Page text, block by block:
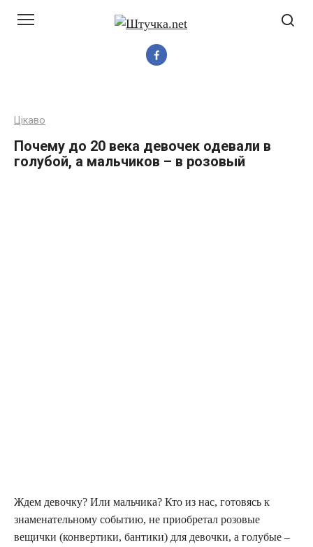
Цікаво
Почему до 20 века девочек одевали в
голубой, а мальчиков – в розовый
Ждем девочку? Или мальчика? Кто из нас, готовясь к
знаменательному событию, не приобретал розовые
вещички (конвертики, бантики) для девочки, а голубые –